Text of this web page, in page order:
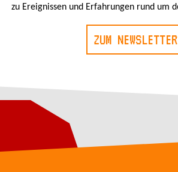
zu Ereignissen und Erfahrungen rund um
ZUM NEWSLETTER